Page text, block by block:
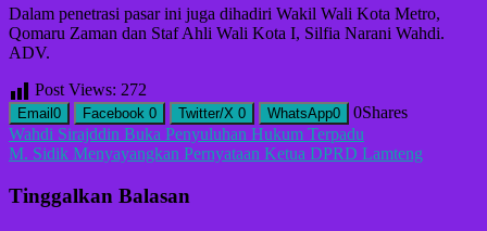
Dalam penetrasi pasar ini juga dihadiri Wakil Wali Kota Metro,
Qomaru Zaman dan Staf Ahli Wali Kota I, Silfia Narani Wahdi.
ADV.
Post Views: 272
Email 0 Facebook 0 Twitter/X 0 WhatsApp0 0Shares
Navigasi
pos
Wahdi Sirajddin Buka Penyuluhan Hukum Terpadu
M. Sidik Menyayangkan Pernyataan Ketua DPRD Lamteng
Tinggalkan Balasan